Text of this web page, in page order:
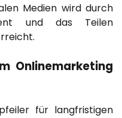
Medien wird durch
und das Teilen
Onlinemarketing
für langfristigen